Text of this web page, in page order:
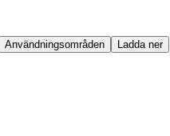
Användningsområden Ladda ner